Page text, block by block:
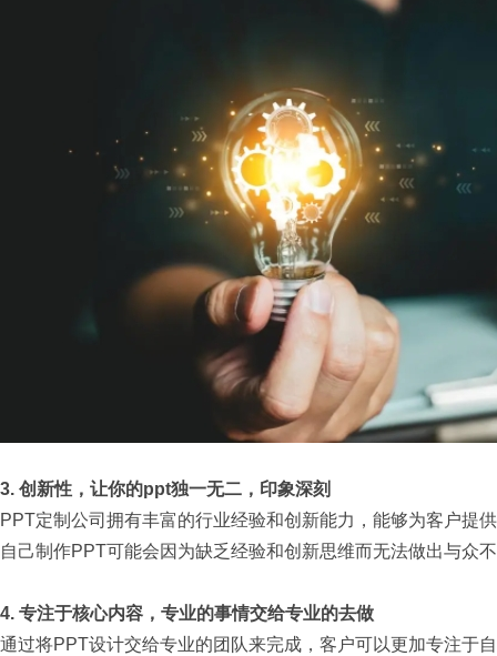
3. 创新性，让你的ppt独一无二，印象深刻
PPT定制公司拥有丰富的行业经验和创新能力，能够为客户提
自己制作PPT可能会因为缺乏经验和创新思维而无法做出与众
4. 专注于核心内容，专业的事情交给专业的去做
通过将PPT设计交给专业的团队来完成，客户可以更加专注于